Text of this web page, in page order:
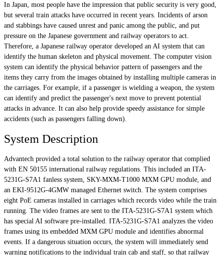
In Japan, most people have the impression that public security is very good,
but several train attacks have occurred in recent years. Incidents of arson
and stabbings have caused unrest and panic among the public, and put
pressure on the Japanese government and railway operators to act.
Therefore, a Japanese railway operator developed an AI system that can
identify the human skeleton and physical movement. The computer vision
system can identify the physical behavior pattern of passengers and the
items they carry from the images obtained by installing multiple cameras in
the carriages. For example, if a passenger is wielding a weapon, the system
can identify and predict the passenger's next move to prevent potential
attacks in advance. It can also help provide speedy assistance for simple
accidents (such as passengers falling down).
System Description
Advantech provided a total solution to the railway operator that complied
with EN 50155 international railway regulations. This included an ITA-
5231G-S7A1 fanless system, SKY-MXM-T1000 MXM GPU module, and
an EKI-9512G-4GMW managed Ethernet switch. The system comprises
eight PoE cameras installed in carriages which records video while the train
running. The video frames are sent to the ITA-5231G-S7A1 system which
has special AI software pre-installed. ITA-5231G-S7A1 analyzes the video
frames using its embedded MXM GPU module and identifies abnormal
events. If a dangerous situation occurs, the system will immediately send
warning notifications to the individual train cab and staff, so that railway